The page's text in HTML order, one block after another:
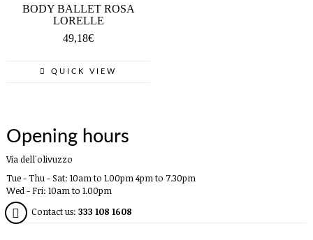
BODY BALLET ROSA
LORELLE
49,18€
QUICK VIEW
Opening hours
Via dell'olivuzzo
Tue - Thu - Sat: 10am to 1.00pm 4pm to 7.30pm
Wed - Fri: 10am to 1.00pm
Contact us: 333 108 1608